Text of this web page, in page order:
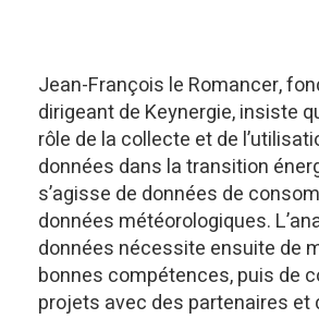
Jean-François le Romancer,
dirigeant de Keynergie, insiste
rôle de la collecte et de
données dans la transition
s’agisse de données de
données météorologiques.
données nécessite ensuite de
bonnes compétences, puis de
projets avec des partenaires et